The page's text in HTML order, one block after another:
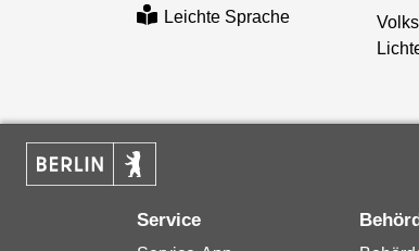
Leichte Sprache
Service